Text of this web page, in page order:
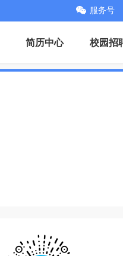
服务号
简历中心 校园招